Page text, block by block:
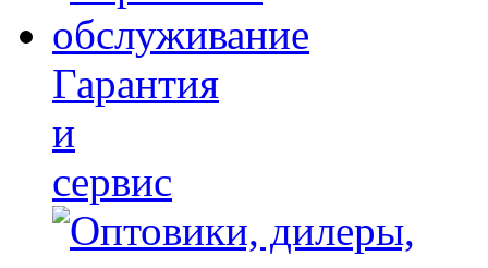
Гарантия
и
сервис